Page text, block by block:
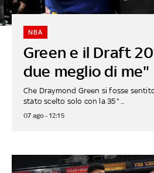
Green e il Draft
due meglio di me"
NBA
Che Draymond Green si fosse
stato scelto solo con la 35^...
07 ago - 12:15